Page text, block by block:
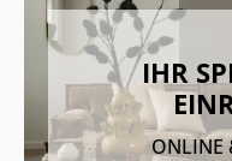
IHR
ONLINE